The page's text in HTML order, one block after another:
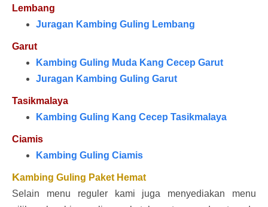
Lembang
Juragan Kambing Guling Lembang
Garut
Kambing Guling Muda Kang Cecep Garut
Juragan Kambing Guling Garut
Tasikmalaya
Kambing Guling Kang Cecep Tasikmalaya
Ciamis
Kambing Guling Ciamis
Kambing Guling Paket Hemat
Selain menu reguler kami juga menyediakan menu